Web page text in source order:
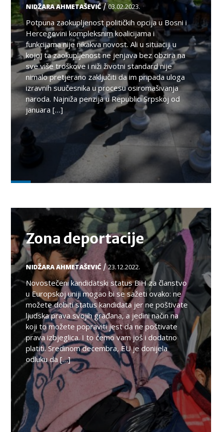
NIDŽARA AHMETAŠEVIĆ/03.02.2023.
Potpuna zaokupljenost političkih opcija u Bosni i
Hercegovini kompleksnim koalicijama i
funkcijama nije nikakva novost. Ali u situaciji u
kojoj ta zaokupljenost ne jenjava bez obzira na
sve više troškove i niži životni standard nije
nimalo pretjerano zaključiti da im pripada uloga
izravnih suučesnika u procesu osiromašivanja
naroda. Najniža penzija u Republici Srpskoj od
januara […]
Zona deportacije
NIDŽARA AHMETAŠEVIĆ /23.12.2022.
Novostečeni kandidatski status BiH za članstvo
u Europskoj uniji mogao bi se sažeti ovako: ne
možete dobiti status kandidata jer ne poštivate
ljudska prava svojih građana, a jedini način na
koji to možete popraviti jest da ne poštivate
prava izbjeglica. I to ćemo vam još i dodatno
platiti. Sredinom decembra, EU je donijela
odluku da […]